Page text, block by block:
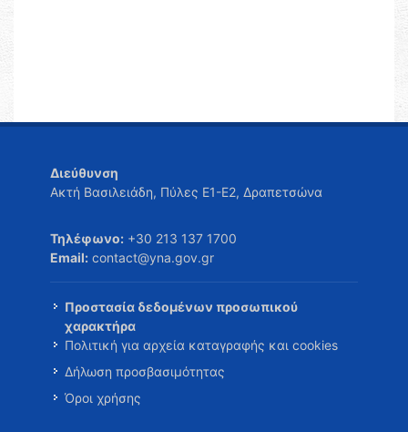
Διεύθυνση
Ακτή Βασιλειάδη, Πύλες Ε1-Ε2, Δραπετσώνα
Τηλέφωνο: +30 213 137 1700
Email: contact@yna.gov.gr
Προστασία δεδομένων προσωπικού
χαρακτήρα
Πολιτική για αρχεία καταγραφής και cookies
Δήλωση προσβασιμότητας
Όροι χρήσης